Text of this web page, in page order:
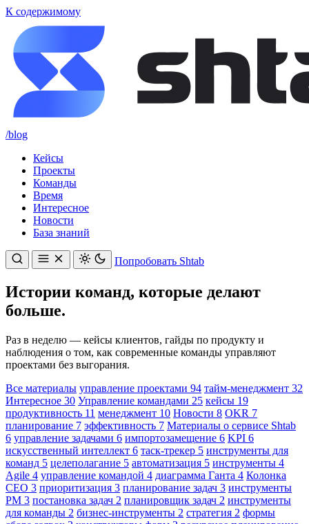
К содержимому
/blog
Кейсы
Проекты
Команды
Время
Интересное
Новости
База знаний
Попробовать Shtab
Истории команд, которые делают
больше.
Раз в неделю — кейсы клиентов, гайды по продукту и
наблюдения о том, как современные команды управляют
проектами без выгорания.
Все материалы управление проектами 94 тайм-менеджмент 32
Интересное 30 Управление командами 25 кейсы 19
продуктивность 11 менеджмент 10 Новости 8 OKR 7
планирование 7 эффективность 7 Материалы о сервисе Shtab
6 управление задачами 6 импортозамещение 6 KPI 6
искусственный интеллект 6 таск-трекер 5 инструменты для
команд 5 целеполагание 5 автоматизация 5 инструменты 4
Agile 4 управление командой 4 диаграмма Ганта 4 Колонка
CEO 3 приоритизация 3 планирование задач 3 инструменты
PM 3 постановка задач 2 планировщик задач 2 инструменты
для команды 2 бизнес-инструменты 2 стратегия 2 формы